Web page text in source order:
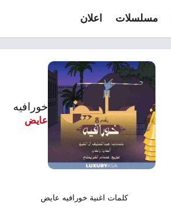
مسلسلات اعلان
خورافيه
عايض
كلمات اغنية خورافيه عايض